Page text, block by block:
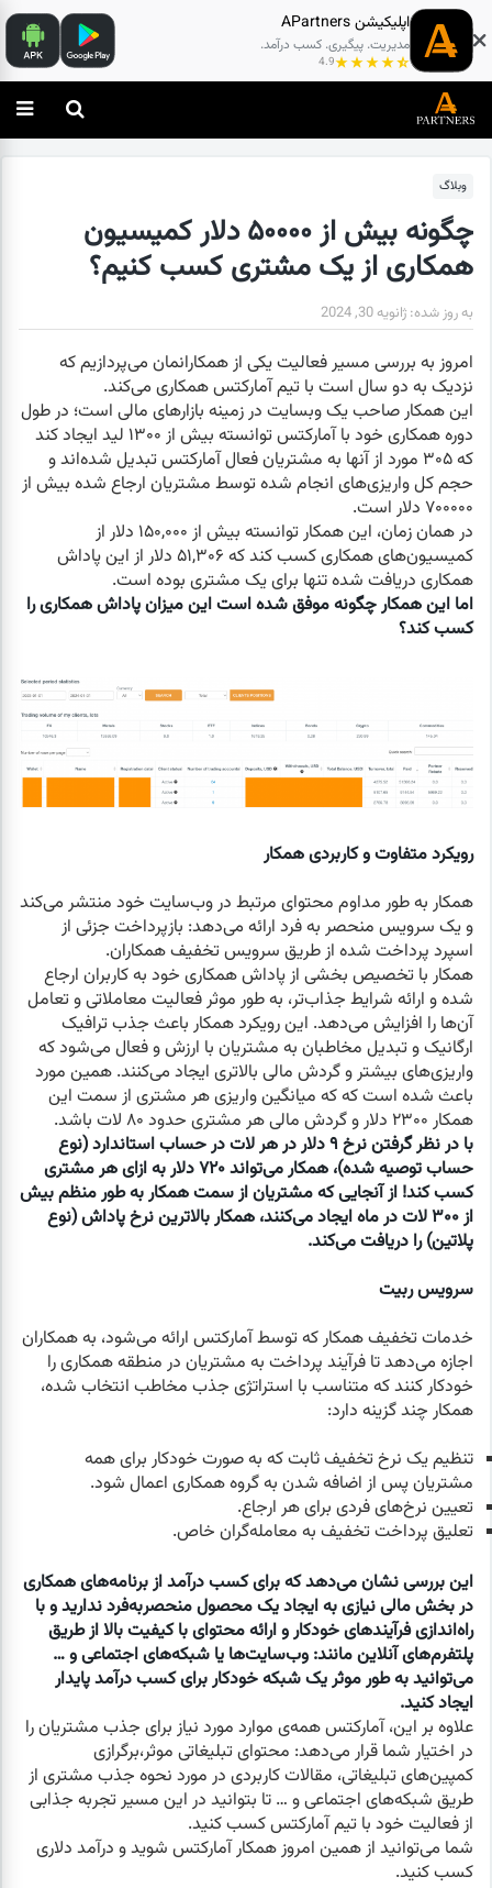
اپلیکیشن APartners
مدیریت. پیگیری. کسب درآمد.
4.9
وبلاگ
چگونه بیش از ۵۰۰۰۰ دلار کمیسیون
همکاری از یک مشتری کسب کنیم؟
به روز شده: ژانویه 30, 2024
امروز به بررسی مسیر فعالیت یکی از همکارانمان می‌پردازیم که
نزدیک به دو سال است با تیم آمارکتس همکاری می‌کند.
این همکار صاحب یک وبسایت در زمینه بازارهای مالی است؛ در طول
دوره همکاری خود با آمارکتس توانسته بیش از ۱۳۰۰ لید ایجاد کند
که ۳۰۵ مورد از آنها به مشتریان فعال آمارکتس تبدیل شده‌اند و
حجم کل واریزی‌های انجام شده توسط مشتریان ارجاع شده بیش از
۷۰۰۰۰۰ دلار است.
در همان زمان، این همکار توانسته بیش از ۱۵۰,۰۰۰ دلار از
کمیسیون‌های همکاری کسب کند که ۵۱,۳۰۶ دلار از این پاداش
همکاری دریافت شده تنها برای یک مشتری بوده است.
اما این همکار چگونه موفق شده است این میزان پاداش همکاری را
کسب کند؟
رویکرد متفاوت و کاربردی همکار
همکار به طور مداوم محتوای مرتبط در وب‌سایت خود منتشر می‌کند
و یک سرویس منحصر به فرد ارائه می‌دهد: بازپرداخت جزئی از
اسپرد پرداخت شده از طریق سرویس تخفیف همکاران.
همکار با تخصیص بخشی از پاداش همکاری خود به کاربران ارجاع
شده و ارائه شرایط جذاب‌تر، به طور موثر فعالیت معاملاتی و تعامل
آن‌ها را افزایش می‌دهد. این رویکرد همکار باعث جذب ترافیک
ارگانیک و تبدیل مخاطبان به مشتریان با ارزش و فعال می‌شود که
واریزی‌های بیشتر و گردش مالی بالاتری ایجاد می‌کنند. همین مورد
باعث شده است که که میانگین واریزی هر مشتری از سمت این
همکار ۲۳۰۰ دلار و گردش مالی هر مشتری حدود ۸۰ لات باشد.
با در نظر گرفتن نرخ ۹ دلار در هر لات در حساب استاندارد (نوع
حساب توصیه شده)، همکار می‌تواند ۷۲۰ دلار به ازای هر مشتری
کسب کند! از آنجایی که مشتریان از سمت همکار به طور منظم بیش
از ۳۰۰ لات در ماه ایجاد می‌کنند، همکار بالاترین نرخ پاداش (نوع
پلاتین) را دریافت می‌کند.
سرویس ربیت
خدمات تخفیف همکار که توسط آمارکتس ارائه می‌شود، به همکاران
اجازه می‌دهد تا فرآیند پرداخت به مشتریان در منطقه همکاری را
خودکار کنند که متناسب با استراتژی جذب مخاطب انتخاب شده،
همکار چند گزینه دارد:
تنظیم یک نرخ تخفیف ثابت که به صورت خودکار برای همه
مشتریان پس از اضافه شدن به گروه همکاری اعمال شود.
تعیین نرخ‌های فردی برای هر ارجاع.
تعلیق پرداخت تخفیف به معامله‌گران خاص.
این بررسی نشان می‌دهد که برای کسب درآمد از برنامه‌های همکاری
در بخش مالی نیازی به ایجاد یک محصول منحصربه‌فرد ندارید و با
راه‌اندازی فرآیندهای خودکار و ارائه محتوای با کیفیت بالا از طریق
پلتفرم‌های آنلاین مانند: وب‌سایت‌ها یا شبکه‌های اجتماعی و …
می‌توانید به طور موثر یک شبکه خودکار برای کسب درآمد پایدار
ایجاد کنید.
علاوه بر این، آمارکتس همه‌ی موارد مورد نیاز برای جذب مشتریان را
در اختیار شما قرار می‌دهد: محتوای تبلیغاتی موثر،برگرازی
کمپین‌های تبلیغاتی، مقالات کاربردی در مورد نحوه جذب مشتری از
طریق شبکه‌های اجتماعی و … تا بتوانید در این مسیر تجربه جذابی
از فعالیت خود با تیم آمارکتس کسب کنید.
شما می‌توانید از همین امروز همکار آمارکتس شوید و درآمد دلاری
کسب کنید.